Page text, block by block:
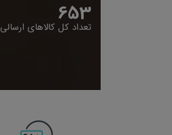
653
تعداد کل کالاهای ارسالی